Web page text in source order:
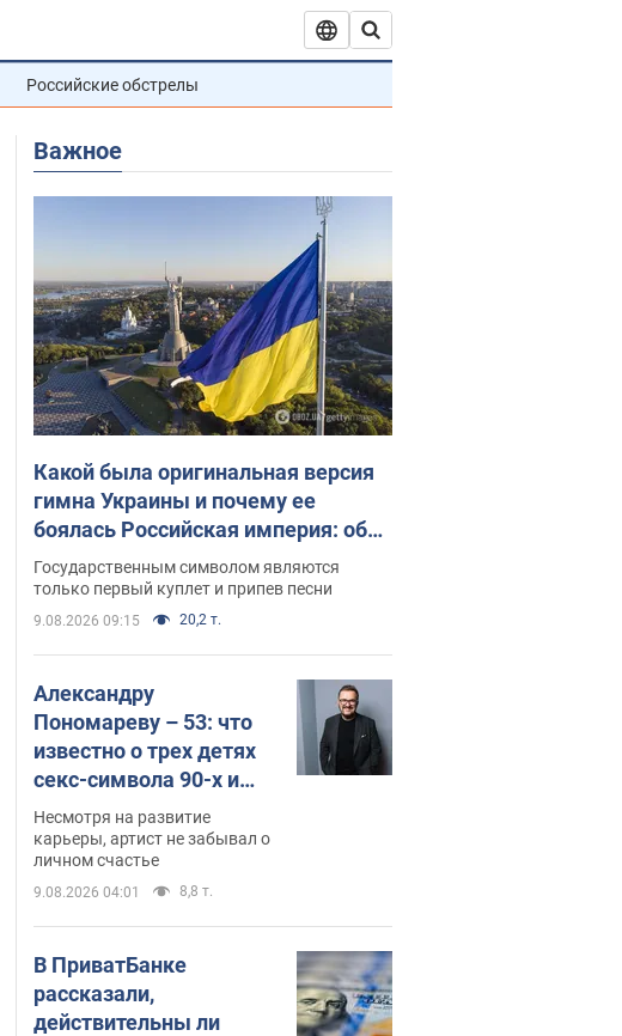
Российские обстрелы
Важное
Какой была оригинальная версия
гимна Украины и почему ее
боялась Российская империя: об
этом не рассказывают в школе
Государственным символом являются
только первый куплет и припев песни
9.08.2026 09:15 20,2 т.
Александру
Пономареву – 53: что
известно о трех детях
секс-символа 90-х и
как они выглядят
Несмотря на развитие
карьеры, артист не забывал о
личном счастье
9.08.2026 04:01 8,8 т.
В ПриватБанке
рассказали,
действительны ли